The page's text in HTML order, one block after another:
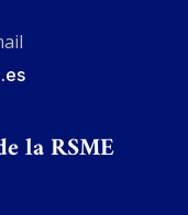
la RSME